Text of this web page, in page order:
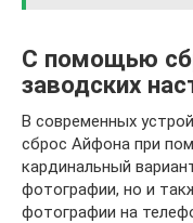
С помощью
заводских
В современных
сброс Айфона при
кардинальный
фотографии, но и
фотографии на